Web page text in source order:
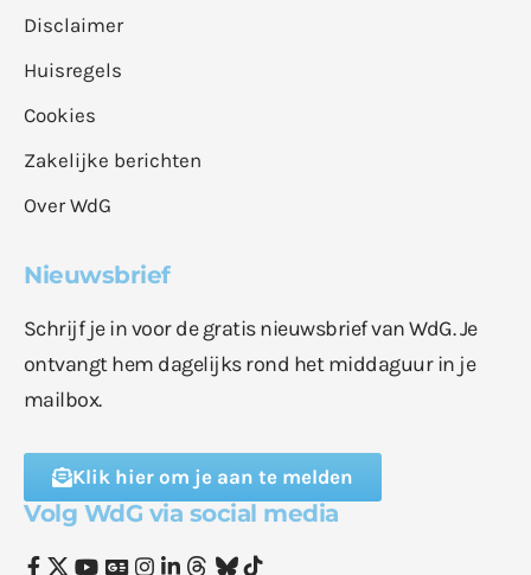
Disclaimer
Huisregels
Cookies
Zakelijke berichten
Over WdG
Nieuwsbrief
Schrijf je in voor de gratis nieuwsbrief van WdG. Je
ontvangt hem dagelijks rond het middaguur in je
mailbox.
Klik hier om je aan te melden
Volg WdG via social media